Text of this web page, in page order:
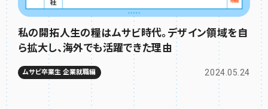
私の開拓人生の糧はムサビ時代。デザイン領域を自
ら拡大し、海外でも活躍できた理由
ムサビ卒業生 企業就職編 2024.05.24